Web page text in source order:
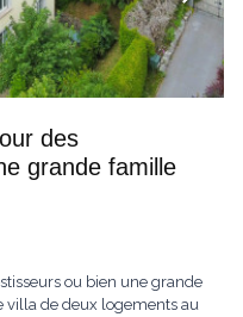
des
grande famille
ou bien une grande
de deux logements au